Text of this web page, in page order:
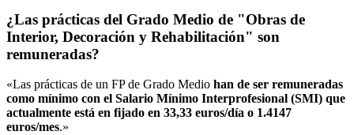
¿Las prácticas del Grado Medio de "Obras de
Interior, Decoración y Rehabilitación" son
remuneradas?
«Las prácticas de un FP de Grado Medio han de ser remuneradas
como mínimo con el Salario Mínimo Interprofesional (SMI) que
actualmente está en fijado en 33,33 euros/día o 1.4147
euros/mes.»